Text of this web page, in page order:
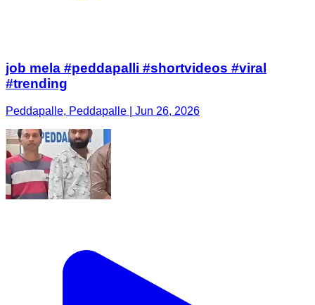
job mela #peddapalli #shortvideos #viral
#trending
Peddapalle, Peddapalle | Jun 26, 2026